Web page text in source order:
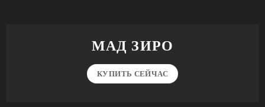
МАД ЗИРО
КУПИТЬ СЕЙЧАС